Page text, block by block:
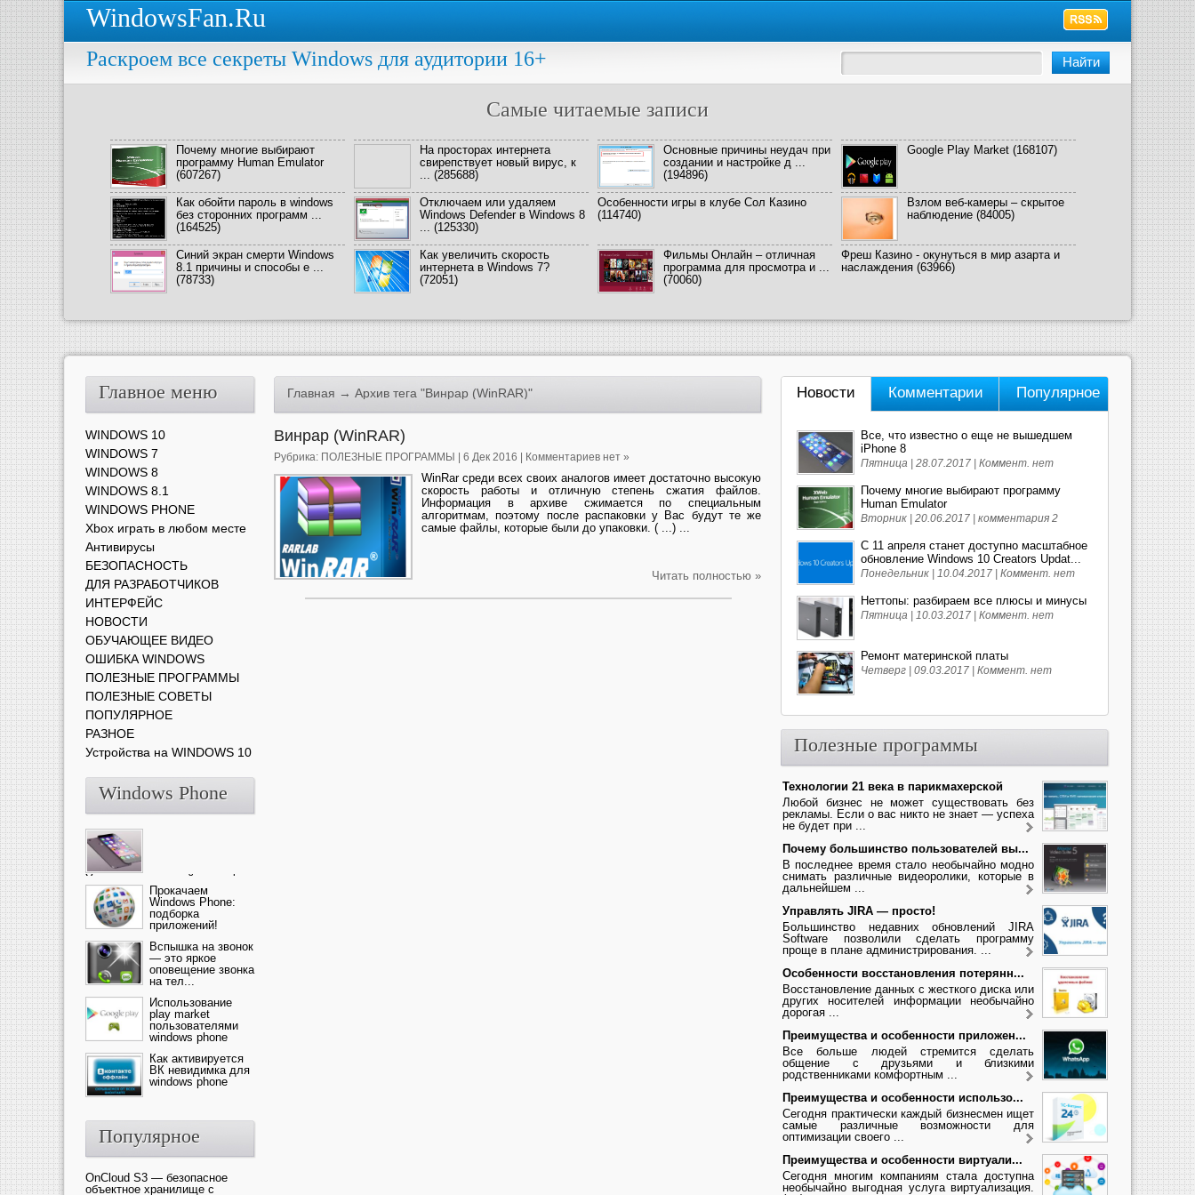
WindowsFan.Ru
Раскроем все секреты Windows для аудитории 16+
Самые читаемые записи
Почему многие выбирают
программу Human Emulator
(607267)
На просторах интернета
свирепствует новый вирус, к
... (285688)
Основные причины неудач при
создании и настройке д ...
(194896)
Google Play Market (168107)
Как обойти пароль в windows
без сторонних программ ...
(164525)
Отключаем или удаляем
Windows Defender в Windows 8
... (125330)
Особенности игры в клубе Сол Казино
(114740)
Взлом веб-камеры – скрытое
наблюдение (84005)
Синий экран смерти Windows
8.1 причины и способы е ...
(78733)
Как увеличить скорость
интернета в Windows 7?
(72051)
Фильмы Онлайн – отличная
программа для просмотра и ...
(70060)
Фреш Казино - окунуться в мир азарта и
наслаждения (63966)
Главная → Архив тега "Винрар (WinRAR)"
Винрар (WinRAR)
Рубрика: ПОЛЕЗНЫЕ ПРОГРАММЫ | 6 Дек 2016 | Комментариев нет »
WinRar среди всех своих аналогов имеет достаточно высокую
скорость работы и отличную степень сжатия файлов.
Информация в архиве сжимается по специальным
алгоритмам, поэтому после распаковки у Вас будут те же
самые файлы, которые были до упаковки. ( ...) ...
Читать полностью »
Главное меню
WINDOWS 10
WINDOWS 7
WINDOWS 8
WINDOWS 8.1
WINDOWS PHONE
Xbox играть в любом месте
Антивирусы
БЕЗОПАСНОСТЬ
ДЛЯ РАЗРАБОТЧИКОВ
ИНТЕРФЕЙС
НОВОСТИ
ОБУЧАЮЩЕЕ ВИДЕО
ОШИБКА WINDOWS
ПОЛЕЗНЫЕ ПРОГРАММЫ
ПОЛЕЗНЫЕ СОВЕТЫ
ПОПУЛЯРНОЕ
РАЗНОЕ
Устройства на WINDOWS 10
Windows Phone
Ультрасовременный смартфон
— это новика от компании Ap...
Прокачаем
Windows Phone:
подборка
приложений!
Вспышка на звонок
— это яркое
оповещение звонка
на тел...
Использование
play market
пользователями
windows phone
Как активируется
ВК невидимка для
windows phone
Популярное
OnCloud S3 — безопасное
объектное хранилище с
Новости Комментарии Популярное
Все, что известно о еще не вышедшем
iPhone 8
Пятница | 28.07.2017 | Коммент. нет
Почему многие выбирают программу
Human Emulator
Вторник | 20.06.2017 | комментария 2
С 11 апреля станет доступно масштабное
обновление Windows 10 Creators Updat...
Понедельник | 10.04.2017 | Коммент. нет
Неттопы: разбираем все плюсы и минусы
Пятница | 10.03.2017 | Коммент. нет
Ремонт материнской платы
Четверг | 09.03.2017 | Коммент. нет
Полезные программы
Технологии 21 века в парикмахерской
Любой бизнес не может существовать без
рекламы. Если о вас никто не знает — успеха
не будет при ...
Почему большинство пользователей вы...
В последнее время стало необычайно модно
снимать различные видеоролики, которые в
дальнейшем ...
Управлять JIRA — просто!
Большинство недавних обновлений JIRA
Software позволили сделать программу
проще в плане администрирования. ...
Особенности восстановления потерянн...
Восстановление данных с жесткого диска или
других носителей информации необычайно
дорогая ...
Преимущества и особенности приложен...
Все больше людей стремится сделать
общение с друзьями и близкими
родственниками комфортным ...
Преимущества и особенности использо...
Сегодня практически каждый бизнесмен ищет
самые различные возможности для
оптимизации своего ...
Преимущества и особенности виртуали...
Сегодня многим компаниям стала доступна
необычайно выгодная услуга виртуализация.